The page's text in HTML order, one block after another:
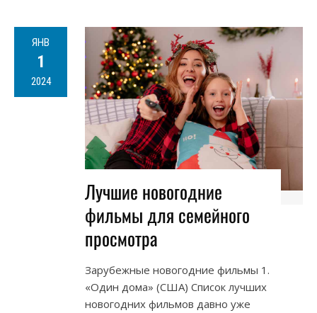
ЯНВ
1
2024
Лучшие новогодние
фильмы для семейного
просмотра
Зарубежные новогодние фильмы 1.
«Один дома» (США) Список лучших
новогодних фильмов давно уже